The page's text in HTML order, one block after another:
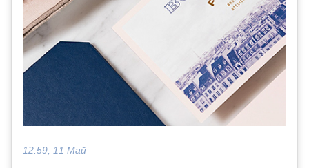
12:59, 11 Май